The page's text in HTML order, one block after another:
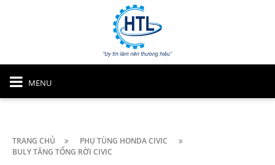
MENU
TRANG CHỦ
PHỤ TÙNG HONDA CIVIC
BULY TĂNG TỔNG RỜI CIVIC